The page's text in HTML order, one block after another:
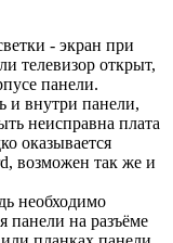
- экран при
телевизор открыт,
панели.
и внутри панели,
неисправна плата
оказывается
возможен так же и
необходимо
панели на разъёме